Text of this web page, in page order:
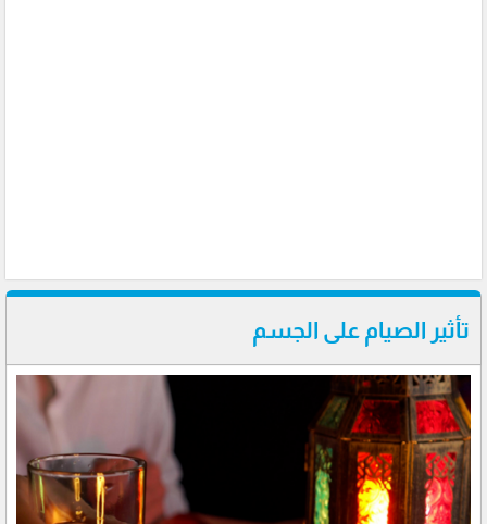
تأثير الصيام على الجسم